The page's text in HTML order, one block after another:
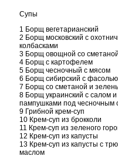
Супы
1 Борщ вегетарианский
2 Борщ московский с
колбасками
3 Борщ овощной со
4 Борщ с картофелем
5 Борщ чесночный с мясом
6 Борщ сибирский с фасолью
7 Борщ со сметаной и
8 Борщ украинский с салом и
пампушками под чесночным
9 Грибной крем-суп
10 Крем-суп из брокколи
11 Крем-суп из зеленого
12 Крем-суп из капусты
13 Крем-суп из капусты с
маслом